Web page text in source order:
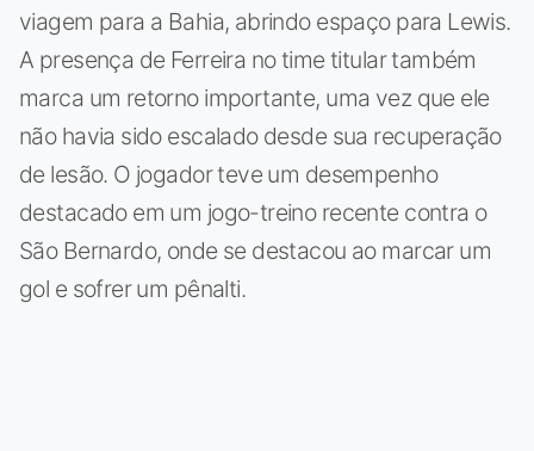
viagem para a Bahia, abrindo espaço para Lewis.
A presença de Ferreira no time titular também
marca um retorno importante, uma vez que ele
não havia sido escalado desde sua recuperação
de lesão. O jogador teve um desempenho
destacado em um jogo-treino recente contra o
São Bernardo, onde se destacou ao marcar um
gol e sofrer um pênalti.